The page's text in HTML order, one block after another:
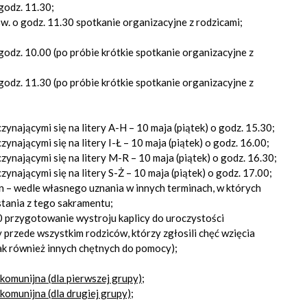
11.30;
o godz. 11.30 spotkanie organizacyjne z rodzicami;
10.00 (po próbie krótkie spotkanie organizacyjne z
11.30 (po próbie krótkie spotkanie organizacyjne z
się na litery A-H – 10 maja (piątek) o godz. 15.30;
się na litery I-Ł – 10 maja (piątek) o godz. 16.00;
się na litery M-R – 10 maja (piątek) o godz. 16.30;
się na litery S-Ż – 10 maja (piątek) o godz. 17.00;
– wedle własnego uznania w innych terminach, w których
z tego sakramentu;
przygotowanie wystroju kaplicy do uroczystości
wszystkim rodziców, którzy zgłosili chęć wzięcia
również innych chętnych do pomocy);
(dla pierwszej grupy);
(dla drugiej grupy);